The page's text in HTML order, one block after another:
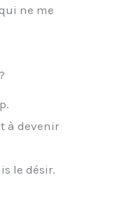
ne me
à devenir
le désir.